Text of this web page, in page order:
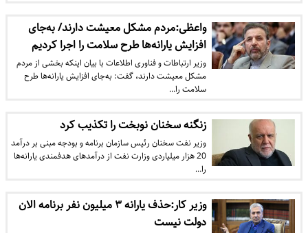
واعظی:مردم مشکل معیشت دارند/ به‌جای
افزایش یارانه‌ها طرح سلامت را اجرا کردیم
وزیر ارتباطات و فناوری اطلاعات با بیان اینکه بخشی از مردم
مشکل معیشت دارند، گفت: به‌جای افزایش یارانه‌ها طرح
سلامت را…
زنگنه سخنان نوبخت را تکذیب کرد
وزیر نفت سخنان رئیس سازمان برنامه و بودجه مبنی بر درآمد
20 هزار میلیاردی وزارت نفت از درآمدهای هدفمندی یارانه‌ها
را…
وزیر کار:حذف یارانه ۳ میلیون نفر برنامه الان
دولت نیست